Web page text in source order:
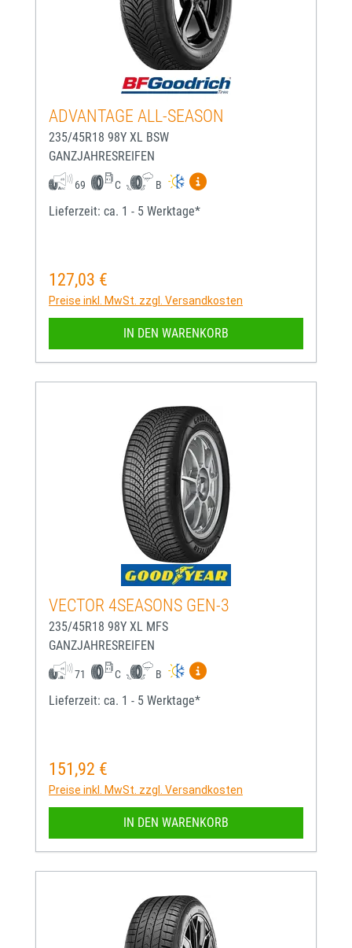
ADVANTAGE ALL-SEASON
235/45R18 98Y XL BSW
GANZJAHRESREIFEN
69 C B
Mehr Informationen zum
Lieferzeit: ca. 1 - 5 Werktage*
Regulärer Preis:
127,03 €
Preise inkl. MwSt. zzgl. Versandkosten
IN DEN WARENKORB
VECTOR 4SEASONS GEN-3
235/45R18 98Y XL MFS
GANZJAHRESREIFEN
71 C B
Mehr Informationen zum
Lieferzeit: ca. 1 - 5 Werktage*
Regulärer Preis:
151,92 €
Preise inkl. MwSt. zzgl. Versandkosten
IN DEN WARENKORB